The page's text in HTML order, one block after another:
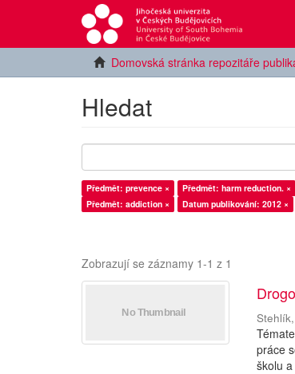
Domovská stránka repozitáře
Hledat
Předmět: prevence × Předmět: harm reduction. ×
Předmět: addiction ×
Datum publikování: 2012 ×
Zobrazují se záznamy 1-1 z 1
práce
školu